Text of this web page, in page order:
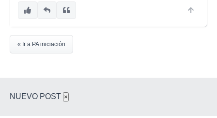
« Ir a PA iniciación
NUEVO POST ×